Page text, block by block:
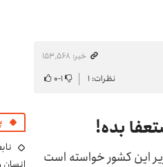
خبر: ۱۵۳٬۵۶۸
نظرات: ۱ ۱-۰
بده!
این کشور خواسته است